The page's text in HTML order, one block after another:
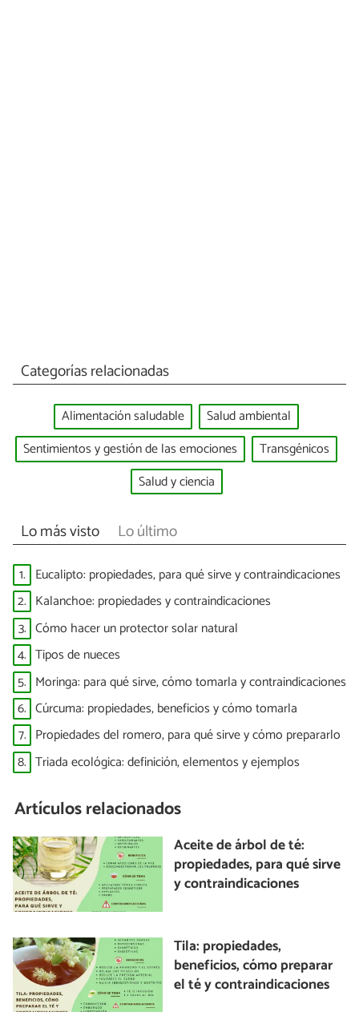
Categorías relacionadas
Alimentación saludable
Salud ambiental
Sentimientos y gestión de las emociones
Transgénicos
Salud y ciencia
Lo más visto Lo último
1. Eucalipto: propiedades, para qué sirve y contraindicaciones
2. Kalanchoe: propiedades y contraindicaciones
3. Cómo hacer un protector solar natural
4. Tipos de nueces
5. Moringa: para qué sirve, cómo tomarla y contraindicaciones
6. Cúrcuma: propiedades, beneficios y cómo tomarla
7. Propiedades del romero, para qué sirve y cómo prepararlo
8. Triada ecológica: definición, elementos y ejemplos
Artículos relacionados
Aceite de árbol de té:
propiedades, para qué sirve
y contraindicaciones
Tila: propiedades,
beneficios, cómo preparar
el té y contraindicaciones